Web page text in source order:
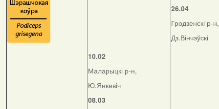
26.04
Гродзенскі р-н,
Дз.Вінчэўскі
10.02
Маларыцкі р-н,
Ю.Янкевіч
08.03